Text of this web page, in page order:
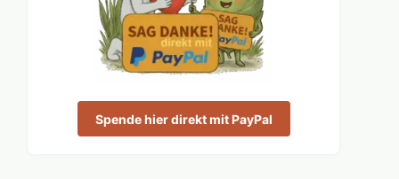
Spende hier direkt mit PayPal